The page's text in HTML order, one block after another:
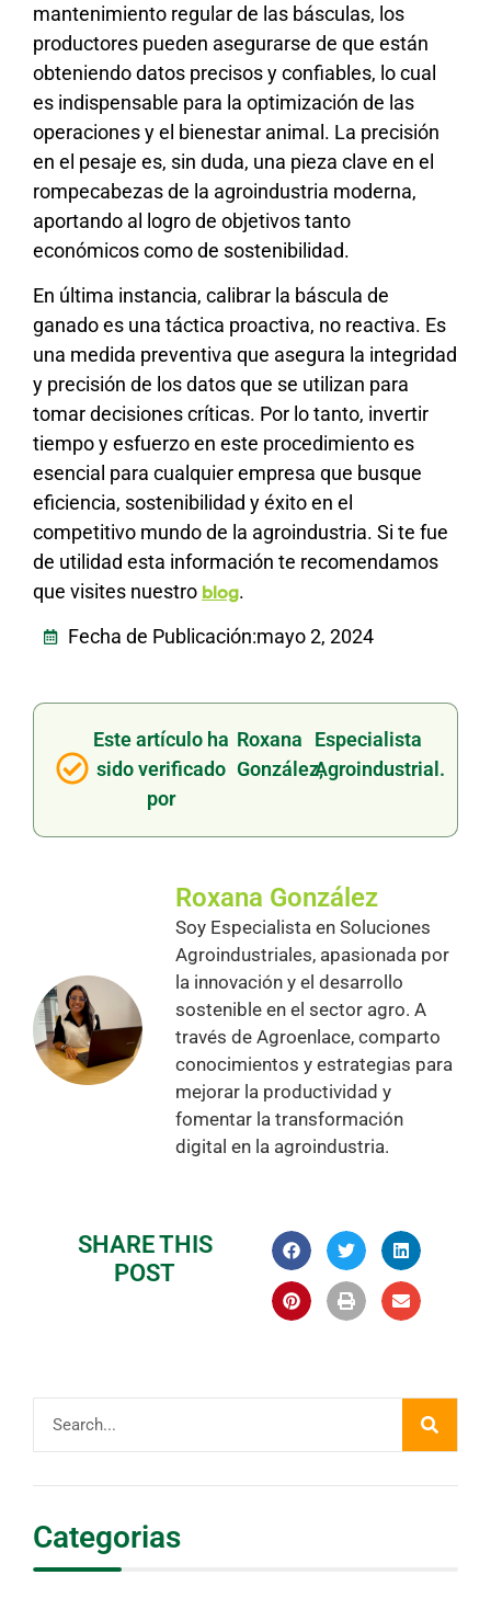
mantenimiento regular de las básculas, los
productores pueden asegurarse de que están
obteniendo datos precisos y confiables, lo cual
es indispensable para la optimización de las
operaciones y el bienestar animal. La precisión
en el pesaje es, sin duda, una pieza clave en el
rompecabezas de la agroindustria moderna,
aportando al logro de objetivos tanto
económicos como de sostenibilidad.
En última instancia, calibrar la báscula de
ganado es una táctica proactiva, no reactiva. Es
una medida preventiva que asegura la integridad
y precisión de los datos que se utilizan para
tomar decisiones críticas. Por lo tanto, invertir
tiempo y esfuerzo en este procedimiento es
esencial para cualquier empresa que busque
eficiencia, sostenibilidad y éxito en el
competitivo mundo de la agroindustria. Si te fue
de utilidad esta información te recomendamos
que visites nuestro blog.
Fecha de Publicación:mayo 2, 2024
Este artículo ha
sido verificado
por
Roxana
González,
Especialista
Agroindustrial.
Roxana González
Soy Especialista en Soluciones
Agroindustriales, apasionada por
la innovación y el desarrollo
sostenible en el sector agro. A
través de Agroenlace, comparto
conocimientos y estrategias para
mejorar la productividad y
fomentar la transformación
digital en la agroindustria.
SHARE THIS
POST
Categorias